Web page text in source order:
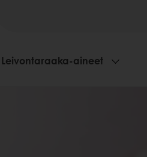
Leivontaraaka-aineet